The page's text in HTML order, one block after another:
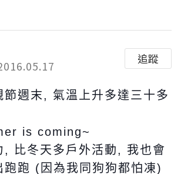
追蹤
節週末, 氣溫上升多達三十多
is coming~
, 比冬天多戶外活動, 我也會
跑跑 (因為我同狗狗都怕凍)